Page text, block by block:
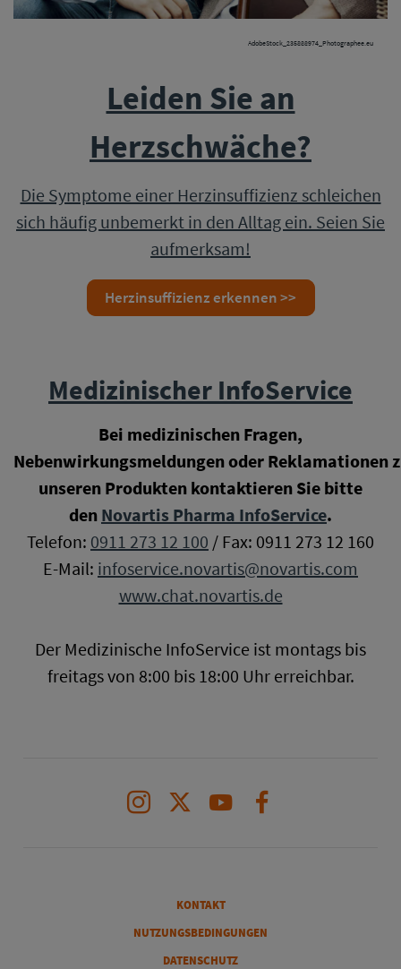
AdobeStock_235888974_Photographee.eu
Leiden Sie an
Herzschwäche?
Die Symptome einer Herzinsuffizienz schleichen
sich häufig unbemerkt in den Alltag ein. Seien Sie
aufmerksam!
Herzinsuffizienz erkennen >>
Medizinischer InfoService
Bei medizinischen Fragen,
Nebenwirkungsmeldungen oder Reklamationen
unseren Produkten kontaktieren Sie bitte
den Novartis Pharma InfoService.
Telefon: 0911 273 12 100 / Fax: 0911 273 12 160
E-Mail: infoservice.novartis@novartis.com
www.chat.novartis.de
Der Medizinische InfoService ist montags bis
freitags von 8:00 bis 18:00 Uhr erreichbar.
Instagram Youtube
KONTAKT
NUTZUNGSBEDINGUNGEN
DATENSCHUTZ